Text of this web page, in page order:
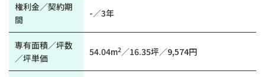
権利金／契約期
間
-／3年
専有面積／坪数
／坪単価
54.04m2／16.35坪／9,574円